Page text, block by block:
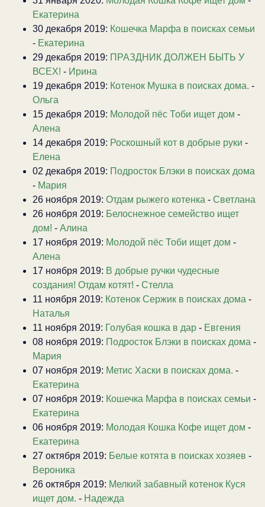
Екатерина
30 декабря 2019: Кошечка Марфа в поисках семьи
- Екатерина
29 декабря 2019: ПРАЗДНИК ДОЛЖЕН БЫТЬ У
ВСЕХ! - Ирина
19 декабря 2019: Котенок Мушка в поисках дома. -
Ольга
15 декабря 2019: Молодой пёс Тоби ищет дом -
Алена
14 декабря 2019: Роскошный кот в добрые руки -
Елена
02 декабря 2019: Подросток Блэки в поисках дома
- Мария
26 ноября 2019: Отдам рыжего котенка - Светлана
26 ноября 2019: Белоснежное семейство ищет
дом! - Алина
17 ноября 2019: Молодой пёс Тоби ищет дом -
Алена
17 ноября 2019: В добрые ручки чудесные
создания! Отдам котят! - Стелла
11 ноября 2019: Котенок Сержик в поисках дома -
Наталья
11 ноября 2019: Голубая кошка в дар - Евгения
08 ноября 2019: Подросток Блэки в поисках дома -
Мария
07 ноября 2019: Метис Хаски в поисках дома. -
Екатерина
07 ноября 2019: Кошечка Марфа в поисках семьи -
Екатерина
06 ноября 2019: Молодая Кошка Кофе ищет дом -
Екатерина
27 октября 2019: Белые котята в поисках хозяев -
Вероника
26 октября 2019: Мелкий забавный котенок Куся
ищет дом. - Надежда